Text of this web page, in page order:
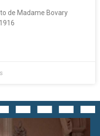
de Madame Bovary